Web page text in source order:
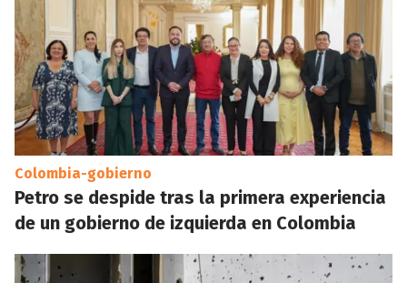
Colombia-gobierno
Petro se despide tras la primera experiencia
de un gobierno de izquierda en Colombia